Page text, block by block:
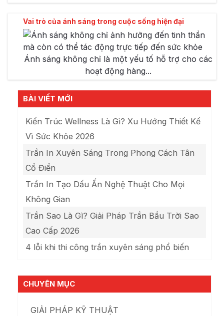
Vai trò của ánh sáng trong cuộc sống hiện đại
Ánh sáng không chỉ là một yếu tố hỗ trợ cho các
hoạt động hàng...
BÀI VIẾT MỚI
Kiến Trúc Wellness Là Gì? Xu Hướng Thiết Kế
Vì Sức Khỏe 2026
Trần In Xuyên Sáng Trong Phong Cách Tân
Cổ Điển
Trần In Tạo Dấu Ấn Nghệ Thuật Cho Mọi
Không Gian
Trần Sao Là Gì? Giải Pháp Trần Bầu Trời Sao
Cao Cấp 2026
4 lỗi khi thi công trần xuyên sáng phổ biến
CHUYÊN MỤC
GIẢI PHÁP KỸ THUẬT